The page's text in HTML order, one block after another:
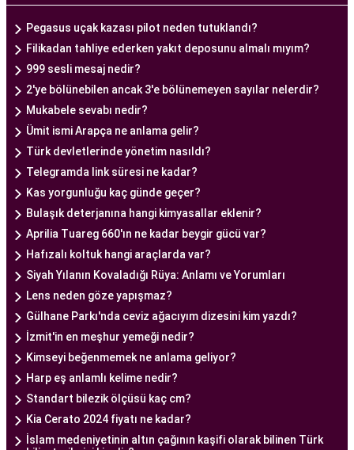
dikkate alır. Ayrıca, merkezde kullanılan teknoloji
ve ekipmanlar, tedavi sürecini daha etkili ve
güvenli hale getirir.
Ankara Tüp Bebek Merkezi, hasta odaklı hizmet
anlayışı ve etik prensipler çerçevesinde, çiftlere
sağlıklı bir gebelik yaşama şansı tanıyan kapsamlı
bir tüp bebek hizmeti sunar.
Ankara Tüp Bebek Doktoru
Tüp bebek tedavisi, uzman bir ekibin liderliğinde
ve deneyimli bir doktorun rehberliğinde
yürütülmesi gereken bir süreçtir. Ankara Tüp
Bebek Merkezi'nde görev alan uzman tüp bebek
doktoru, çiftlere kapsamlı bir yaklaşımla tedavi
sunar.
Ankara Tüp Bebek Doktoru
sürecinde çiftlere rehberlik eder ve tedavinin her
aşamasında destek sağlar. Çiftin tıbbi geçmişini
değerlendirir, bireysel durumlarını analiz eder ve
en uygun tedavi planını oluşturur. Tedavi
Pegasus uçak kazası pilot neden tutuklandı?
Filikadan tahliye ederken yakıt deposunu almalı mıyım?
999 sesli mesaj nedir?
2'ye bölünebilen ancak 3'e bölünemeyen sayılar nelerdir?
Mukabele sevabı nedir?
Ümit ismi Arapça ne anlama gelir?
Türk devletlerinde yönetim nasıldı?
Telegramda link süresi ne kadar?
Kas yorgunluğu kaç günde geçer?
Bulaşık deterjanına hangi kimyasallar eklenir?
Aprilia Tuareg 660'ın ne kadar beygir gücü var?
Hafızalı koltuk hangi araçlarda var?
Siyah Yılanın Kovaladığı Rüya: Anlamı ve Yorumları
Lens neden göze yapışmaz?
Gülhane Parkı'nda ceviz ağacıyım dizesini kim yazdı?
İzmit'in en meşhur yemeği nedir?
Kimseyi beğenmemek ne anlama geliyor?
Harp eş anlamlı kelime nedir?
Standart bilezik ölçüsü kaç cm?
Kia Cerato 2024 fiyatı ne kadar?
İslam medeniyetinin altın çağının kaşifi olarak bilinen Türk